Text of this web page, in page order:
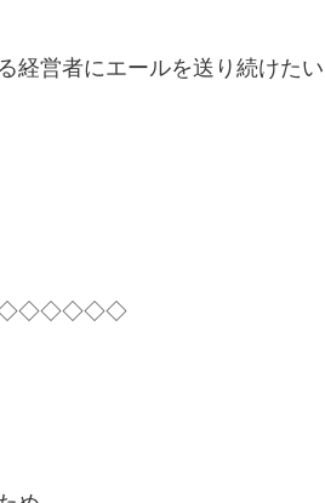
経営者にエールを送り続けたい